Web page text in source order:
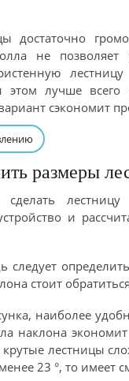
достаточно
не позволяет
лучше всего
сэкономит
размеры
и
следует
стоит
наиболее
наклона
крутые лестницы
23 °, то имеет